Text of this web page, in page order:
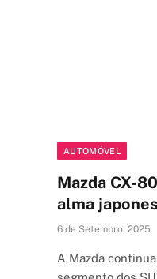
AUTOMÓVEL
Mazda CX-
alma
6 de Setembro, 2025
A Mazda